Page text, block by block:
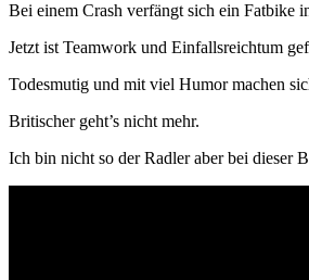
Bei einem Crash verfängt sich ein
Jetzt ist Teamwork und Einfallsreichtum
Todesmutig und mit viel Humor machen
Britischer geht’s nicht mehr.
Ich bin nicht so der Radler aber bei dieser